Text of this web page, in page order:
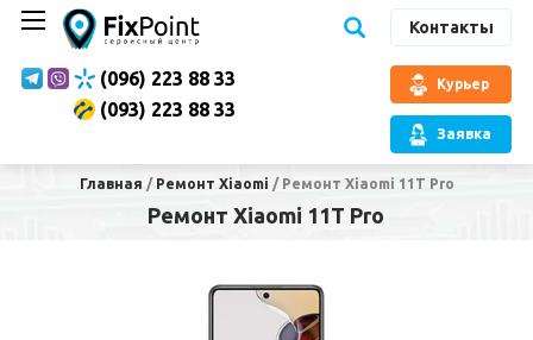
Контакты
(096) 223 88 33
(093) 223 88 33
Курьер
Заявка
Главная / Ремонт Xiaomi / Ремонт Xiaomi 11T Pro
Ремонт Xiaomi 11T Pro